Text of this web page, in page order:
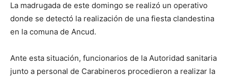
La madrugada de este domingo se realizó un operativo
donde se detectó la realización de una fiesta clandestina
en la comuna de Ancud.
Ante esta situación, funcionarios de la Autoridad sanitaria
junto a personal de Carabineros procedieron a realizar la